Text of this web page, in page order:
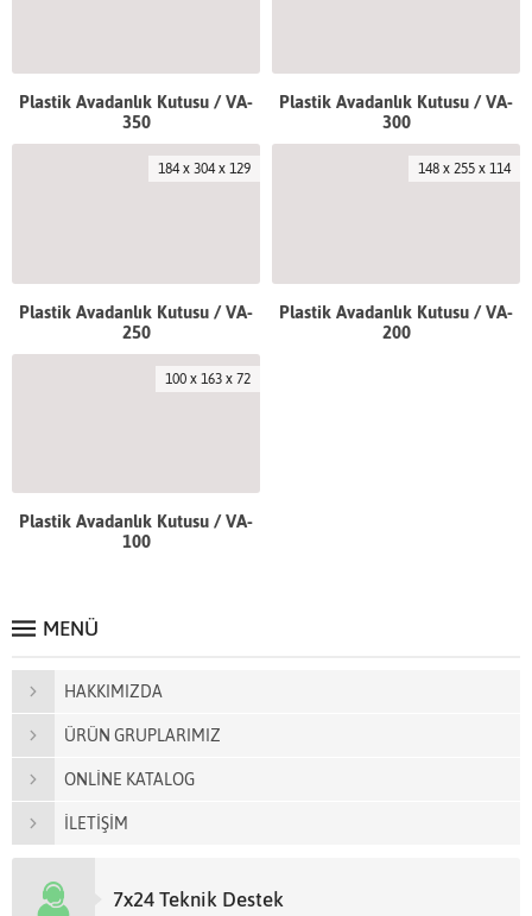
Plastik Avadanlık Kutusu / VA-
350
Plastik Avadanlık Kutusu / VA-
300
184 x 304 x 129
Plastik Avadanlık Kutusu / VA-
250
148 x 255 x 114
Plastik Avadanlık Kutusu / VA-
200
100 x 163 x 72
Plastik Avadanlık Kutusu / VA-
100
MENÜ
HAKKIMIZDA
ÜRÜN GRUPLARIMIZ
ONLİNE KATALOG
İLETİŞİM
7x24 Teknik Destek